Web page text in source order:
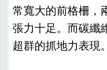
常寬大的前格柵，
張力十足。而碳纖
超群的抓地力表現。